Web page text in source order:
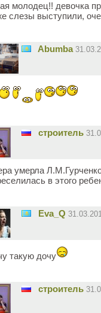
молодец!! девочка
слезы выступили,
Abumba
строитель
умерла
в этого
Eva_Q
такую дочу
строитель